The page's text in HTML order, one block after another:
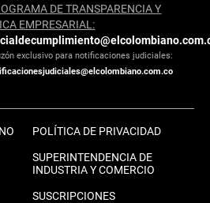
DE TRANSPARENCIA Y
EMPRESARIAL:
exclusivo para notificaciones judiciales:
POLÍTICA DE PRIVACIDAD
SUPERINTENDENCIA DE
INDUSTRIA Y COMERCIO
SUSCRIPCIONES